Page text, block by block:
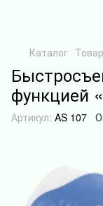
Каталог
функцией
Артикул: AS 107